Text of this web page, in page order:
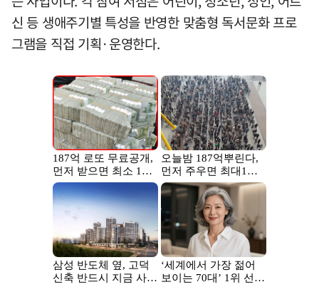
신 등 생애주기별 특성을 반영한 맞춤형 독서문화 프로
그램을 직접 기획·운영한다.